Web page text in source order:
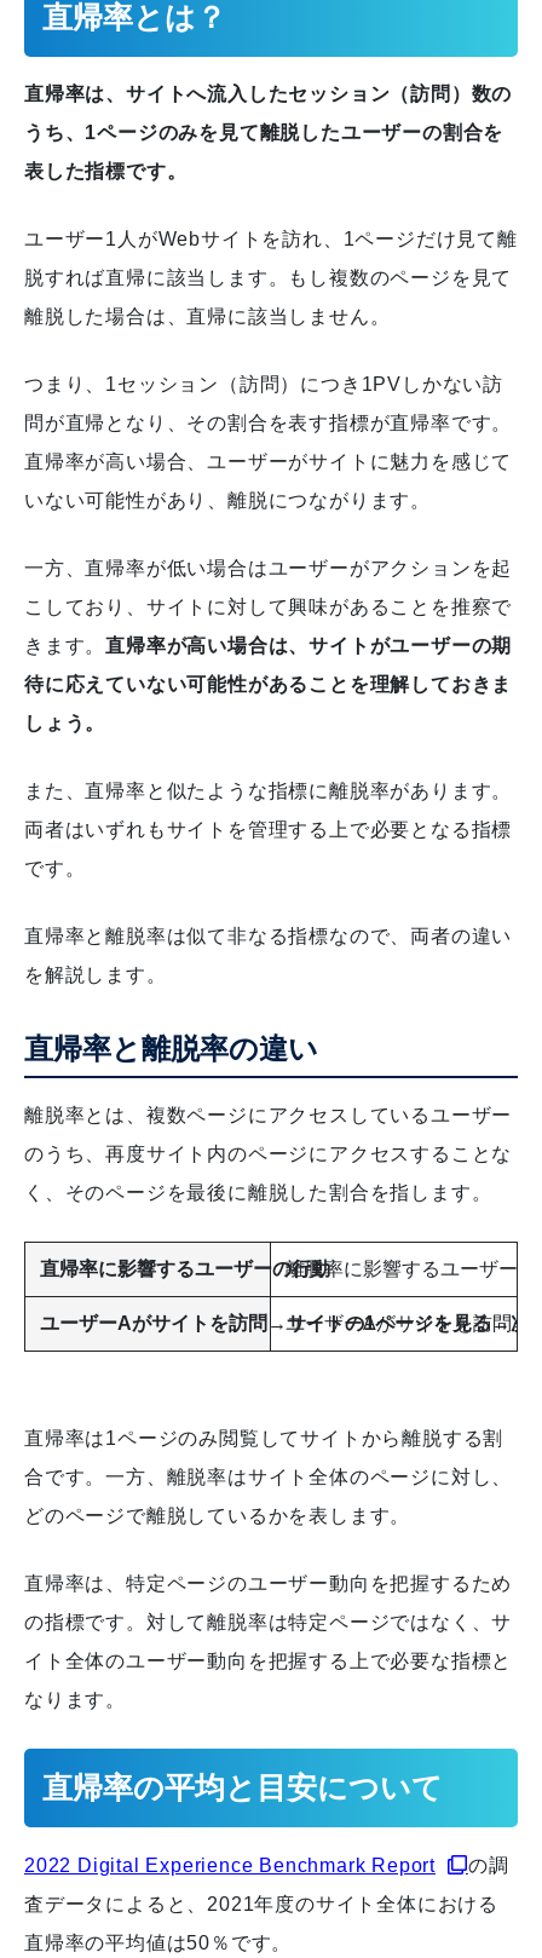
直帰率とは？
直帰率は、サイトへ流入したセッション（訪問）数の
うち、1ページのみを見て離脱したユーザーの割合を
表した指標です。
ユーザー1人がWebサイトを訪れ、1ページだけ見て離
脱すれば直帰に該当します。もし複数のページを見て
離脱した場合は、直帰に該当しません。
つまり、1セッション（訪問）につき1PVしかない訪
問が直帰となり、その割合を表す指標が直帰率です。
直帰率が高い場合、ユーザーがサイトに魅力を感じて
いない可能性があり、離脱につながります。
一方、直帰率が低い場合はユーザーがアクションを起
こしており、サイトに対して興味があることを推察で
きます。直帰率が高い場合は、サイトがユーザーの期
待に応えていない可能性があることを理解しておきま
しょう。
また、直帰率と似たような指標に離脱率があります。
両者はいずれもサイトを管理する上で必要となる指標
です。
直帰率と離脱率は似て非なる指標なので、両者の違い
を解説します。
直帰率と離脱率の違い
離脱率とは、複数ページにアクセスしているユーザー
のうち、再度サイト内のページにアクセスすることな
く、そのページを最後に離脱した割合を指します。
直帰率に影響するユーザーの行動離脱率に影響するユーザーの
ユーザーAがサイトを訪問→サイトの1ページを見る→次
ユーザーAがサイトを訪問→
直帰率は1ページのみ閲覧してサイトから離脱する割
合です。一方、離脱率はサイト全体のページに対し、
どのページで離脱しているかを表します。
直帰率は、特定ページのユーザー動向を把握するため
の指標です。対して離脱率は特定ページではなく、サ
イト全体のユーザー動向を把握する上で必要な指標と
なります。
直帰率の平均と目安について
2022 Digital Experience Benchmark Report
の調
査データによると、2021年度のサイト全体における
直帰率の平均値は50％です。